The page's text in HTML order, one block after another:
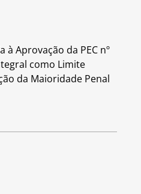
Aprovação da PEC nº
como Limite
da Maioridade Penal